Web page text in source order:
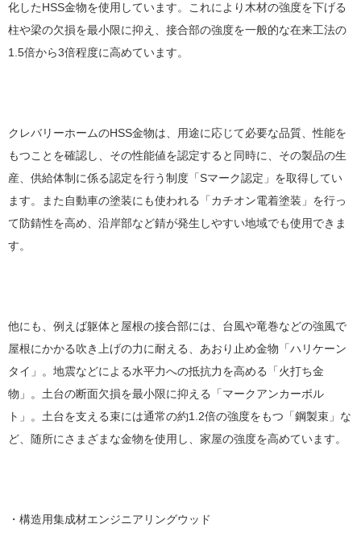
化したHSS金物を使用しています。これにより木材の強度を下げる
柱や梁の欠損を最小限に抑え、接合部の強度を一般的な在来工法の
1.5倍から3倍程度に高めています。
クレバリーホームのHSS金物は、用途に応じて必要な品質、性能を
もつことを確認し、その性能値を認定すると同時に、その製品の生
産、供給体制に係る認定を行う制度「Sマーク認定」を取得してい
ます。また自動車の塗装にも使われる「カチオン電着塗装」を行っ
て防錆性を高め、沿岸部など錆が発生しやすい地域でも使用できま
す。
他にも、例えば躯体と屋根の接合部には、台風や竜巻などの強風で
屋根にかかる吹き上げの力に耐える、あおり止め金物「ハリケーン
タイ」。地震などによる水平力への抵抗力を高める「火打ち金
物」。土台の断面欠損を最小限に抑える「マークアンカーボル
ト」。土台を支える束には通常の約1.2倍の強度をもつ「鋼製束」な
ど、随所にさまざまな金物を使用し、家屋の強度を高めています。
・構造用集成材エンジニアリングウッド